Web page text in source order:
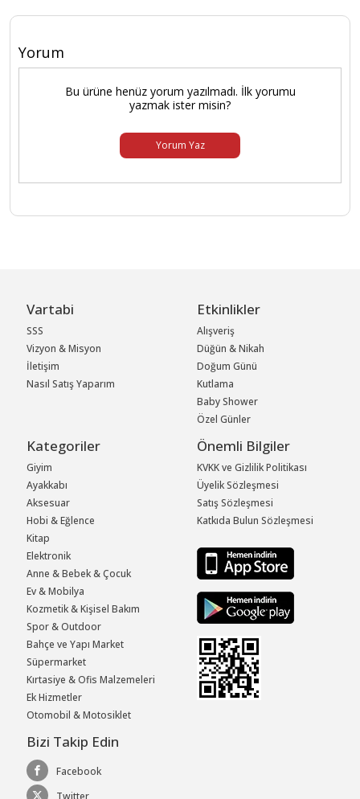
Yorum
Bu ürüne henüz yorum yazılmadı. İlk yorumu
yazmak ister misin?
Yorum Yaz
Vartabi
SSS
Vizyon & Misyon
İletişim
Nasıl Satış Yaparım
Etkinlikler
Alışveriş
Düğün & Nikah
Doğum Günü
Kutlama
Baby Shower
Özel Günler
Kategoriler
Giyim
Ayakkabı
Aksesuar
Hobi & Eğlence
Kitap
Elektronik
Anne & Bebek & Çocuk
Ev & Mobilya
Kozmetik & Kişisel Bakım
Spor & Outdoor
Bahçe ve Yapı Market
Süpermarket
Kırtasiye & Ofis Malzemeleri
Ek Hizmetler
Otomobil & Motosiklet
Önemli Bilgiler
KVKK ve Gizlilik Politikası
Üyelik Sözleşmesi
Satış Sözleşmesi
Katkıda Bulun Sözleşmesi
Bizi Takip Edin
Facebook
Twitter